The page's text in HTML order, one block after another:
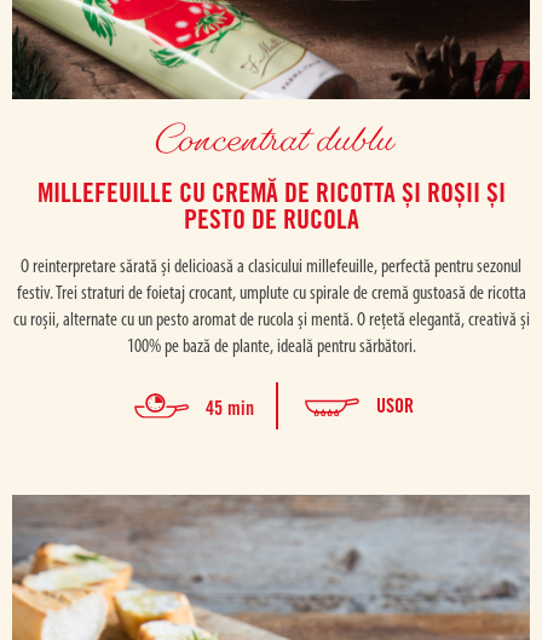
Concentrat dublu
MILLEFEUILLE CU CREMĂ DE RICOTTA ȘI ROȘII ȘI
PESTO DE RUCOLA
O reinterpretare sărată și delicioasă a clasicului millefeuille, perfectă pentru sezonul
festiv. Trei straturi de foietaj crocant, umplute cu spirale de cremă gustoasă de ricotta
cu roșii, alternate cu un pesto aromat de rucola și mentă. O rețetă elegantă, creativă și
100% pe bază de plante, ideală pentru sărbători.
45 min USOR